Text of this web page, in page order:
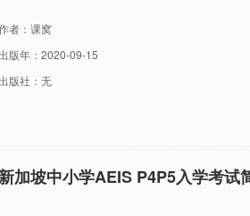
者：课窝
版年：2020-09-15
版社：无
加坡中小学AEIS P4P5入学考试